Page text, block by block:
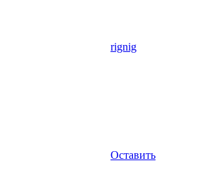
rignig
Оставить